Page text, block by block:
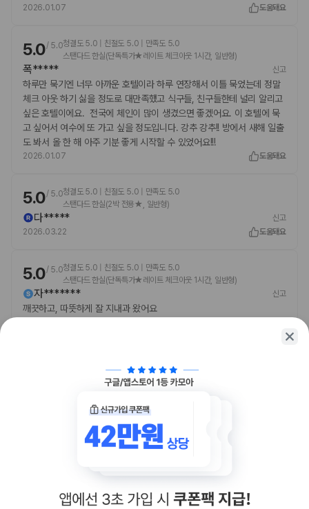
2026.01.07 도움돼요
5.0/ 5.0청결도 5.0 | 친절도 5.0 | 만족도 5.0
스탠다드 한실(단독특가★레이트 체크아웃 1시간, 일반형)
폭***** 신고
하루만 묵기엔 너무 아까운 호텔이라 하루 연장해서 이틀 묵었는데 정말
체크 아웃 하기 싫을 정도로 대만족했고 식구들, 친구들한테 널리 알리고
싶은 호텔이에요. 전국에 체인이 많이 생겼으면 좋겠어요. 이 호텔에 묵
고 싶어서 여수에 또 가고 싶을 정도입니다. 강추 강추!! 방에서 새해 일출
도 봐서 올 한 해 아주 기분 좋게 시작할 수 있었어요!!!
2026.01.07 도움돼요
5.0/ 5.0청결도 5.0 | 친절도 5.0 | 만족도 5.0
스탠다드 한실(2박 전용★, 일반형)
다*****
신고
2026.03.22
도움돼요
5.0/ 5.0청결도 5.0 | 친절도 5.0 | 만족도 5.0
스탠다드 한실(단독특가★레이트 체크아웃 1시간, 일반형)
자******* 신고
깨끗하고, 따뜻하게 잘 지내과 왔어요
함께 가는 친구에게 정보를 공유해보세요
카카오톡 링크복사